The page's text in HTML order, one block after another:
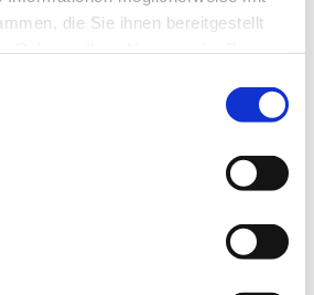
die Sie ihnen bereitgestellt